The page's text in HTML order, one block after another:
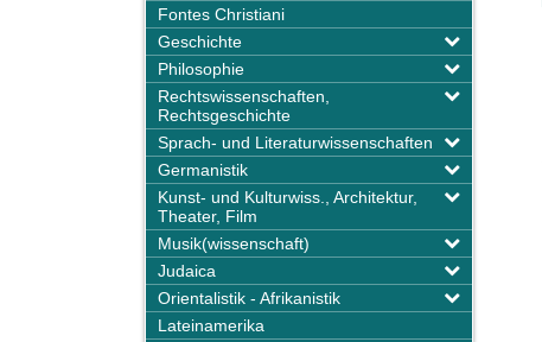
Fontes Christiani
Geschichte
Philosophie
Rechtswissenschaften,
Rechtsgeschichte
Sprach- und Literaturwissenschaften
Germanistik
Kunst- und Kulturwiss., Architektur,
Theater, Film
Musik(wissenschaft)
Judaica
Orientalistik - Afrikanistik
Lateinamerika